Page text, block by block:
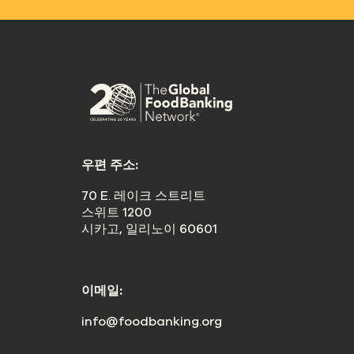
우편 주소:
70 E. 레이크 스트리트
스위트 1200
시카고, 일리노이 60601
이메일:
info@foodbanking.org